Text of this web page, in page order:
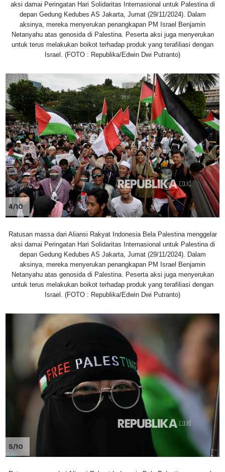
aksi damai Peringatan Hari Solidaritas Internasional untuk Palestina di
depan Gedung Kedubes AS Jakarta, Jumat (29/11/2024). Dalam
aksinya, mereka menyerukan penangkapan PM Israel Benjamin
Netanyahu atas genosida di Palestina. Peserta aksi juga menyerukan
untuk terus melakukan boikot terhadap produk yang terafiliasi dengan
Israel. (FOTO : Republika/Edwin Dwi Putranto)
4/10
Ratusan massa dari Aliansi Rakyat Indonesia Bela Palestina menggelar
aksi damai Peringatan Hari Solidaritas Internasional untuk Palestina di
depan Gedung Kedubes AS Jakarta, Jumat (29/11/2024). Dalam
aksinya, mereka menyerukan penangkapan PM Israel Benjamin
Netanyahu atas genosida di Palestina. Peserta aksi juga menyerukan
untuk terus melakukan boikot terhadap produk yang terafiliasi dengan
Israel. (FOTO : Republika/Edwin Dwi Putranto)
5/10